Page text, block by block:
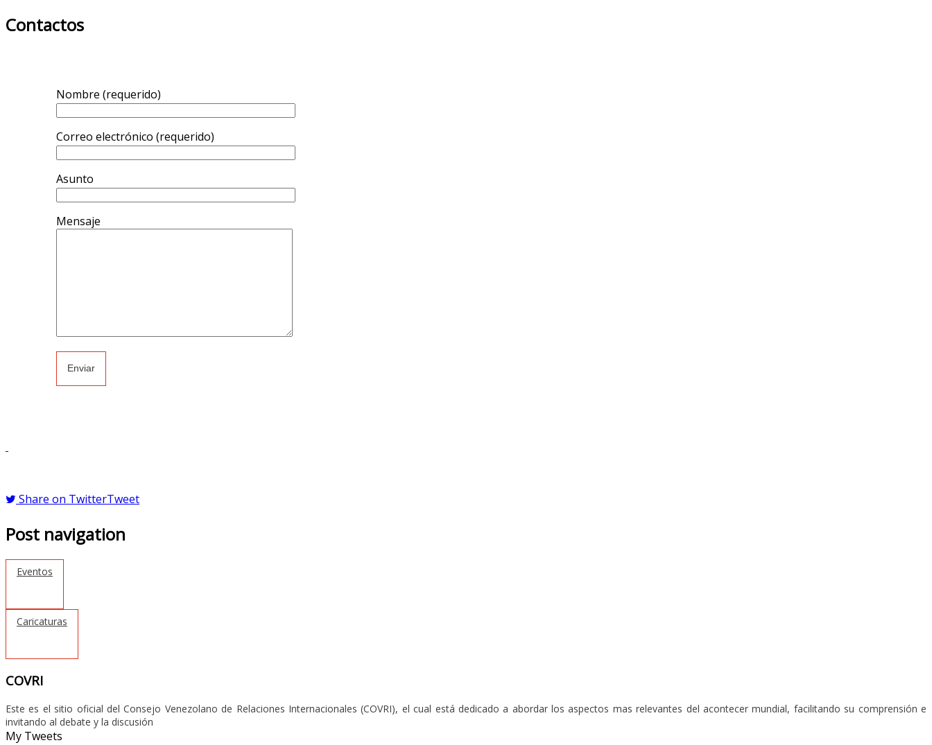
Contactos
Nombre (requerido)
Correo electrónico (requerido)
Asunto
Mensaje
Share on TwitterTweet
Post navigation
Eventos
Caricaturas
COVRI
Este es el sitio oficial del Consejo Venezolano de Relaciones Internacionales (COVRI), el cual está dedicado a abordar los aspectos mas relevantes del acontecer mundial, facilitando su comprensión e
invitando al debate y la discusión
My Tweets